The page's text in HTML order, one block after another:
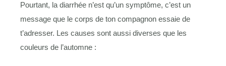
Pourtant, la diarrhée n’est qu’un symptôme, c’est un
message que le corps de ton compagnon essaie de
t’adresser. Les causes sont aussi diverses que les
couleurs de l’automne :